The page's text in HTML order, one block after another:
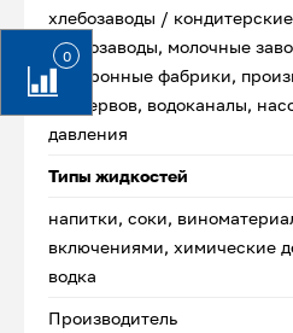
0
хлебозаводы /
маслозаводы, молочные
макаронные фабрики,
консервов, водоканалы,
давления
Типы жидкостей
напитки, соки,
включениями, химические
водка
Производитель